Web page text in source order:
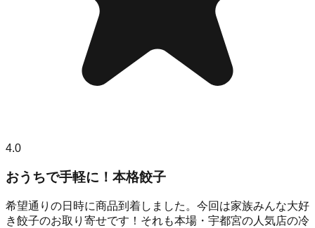
4.0
おうちで手軽に！本格餃子
希望通りの日時に商品到着しました。今回は家族みんな大好
き餃子のお取り寄せです！それも本場・宇都宮の人気店の冷